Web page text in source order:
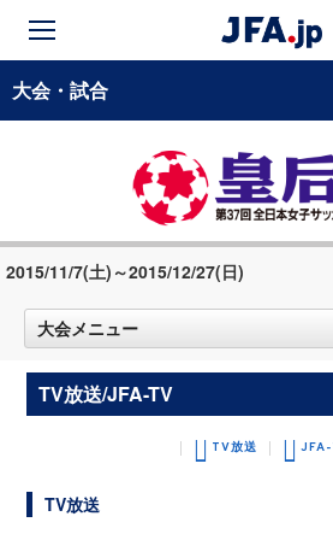
大会・試合
2015/11/7(土)～2015/12/27(日)
大会メニュー
TV放送/JFA-TV
TV放送
TV放送